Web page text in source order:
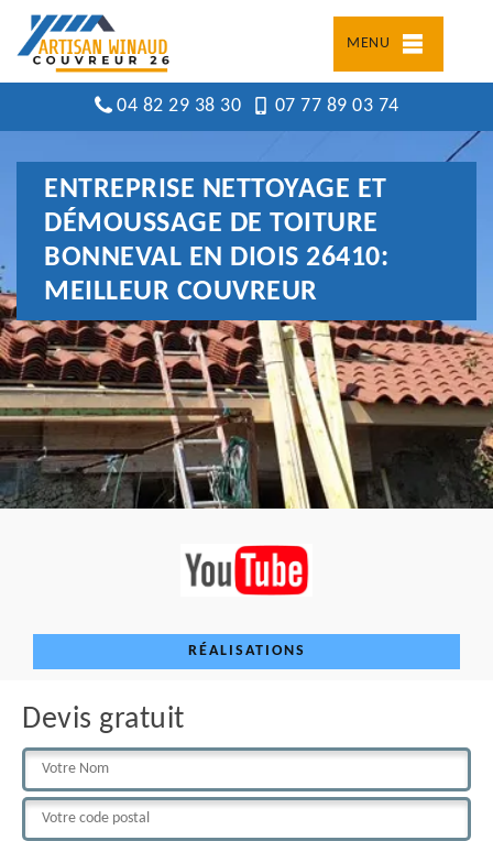
MENU
04 82 29 38 30 07 77 89 03 74
ENTREPRISE NETTOYAGE ET
DÉMOUSSAGE DE TOITURE
BONNEVAL EN DIOIS 26410:
MEILLEUR COUVREUR
RÉALISATIONS
Devis gratuit